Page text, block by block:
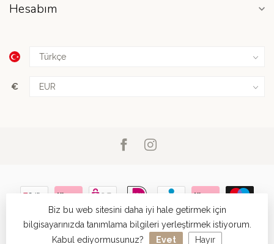
Hesabım
€
Biz bu web sitesini daha iyi hale getirmek için
bilgisayarınızda tanımlama bilgileri yerleştirmek istiyorum.
Kabul ediyormusunuz?
Evet Hayır